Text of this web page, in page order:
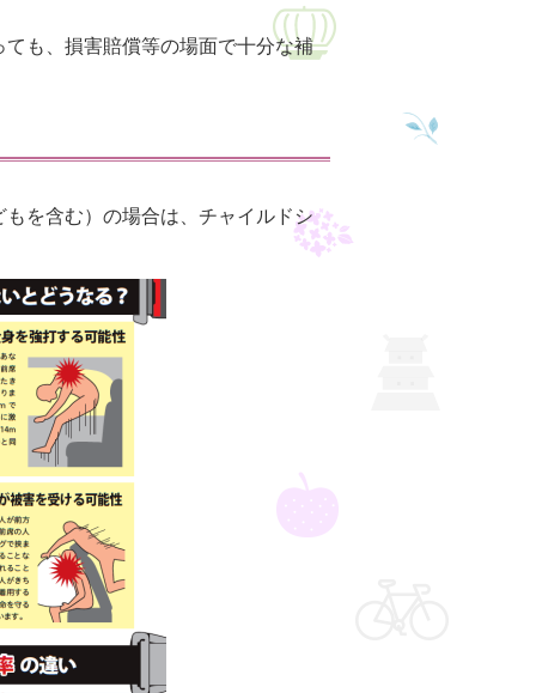
も、損害賠償等の場面で十分な補
を含む）の場合は、チャイルドシ